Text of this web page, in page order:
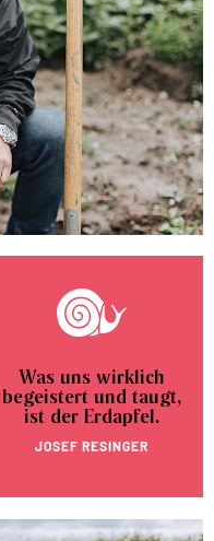
Was uns wirklich
begeistert und taugt,
ist der Erdapfel.
JOSEF RESINGER